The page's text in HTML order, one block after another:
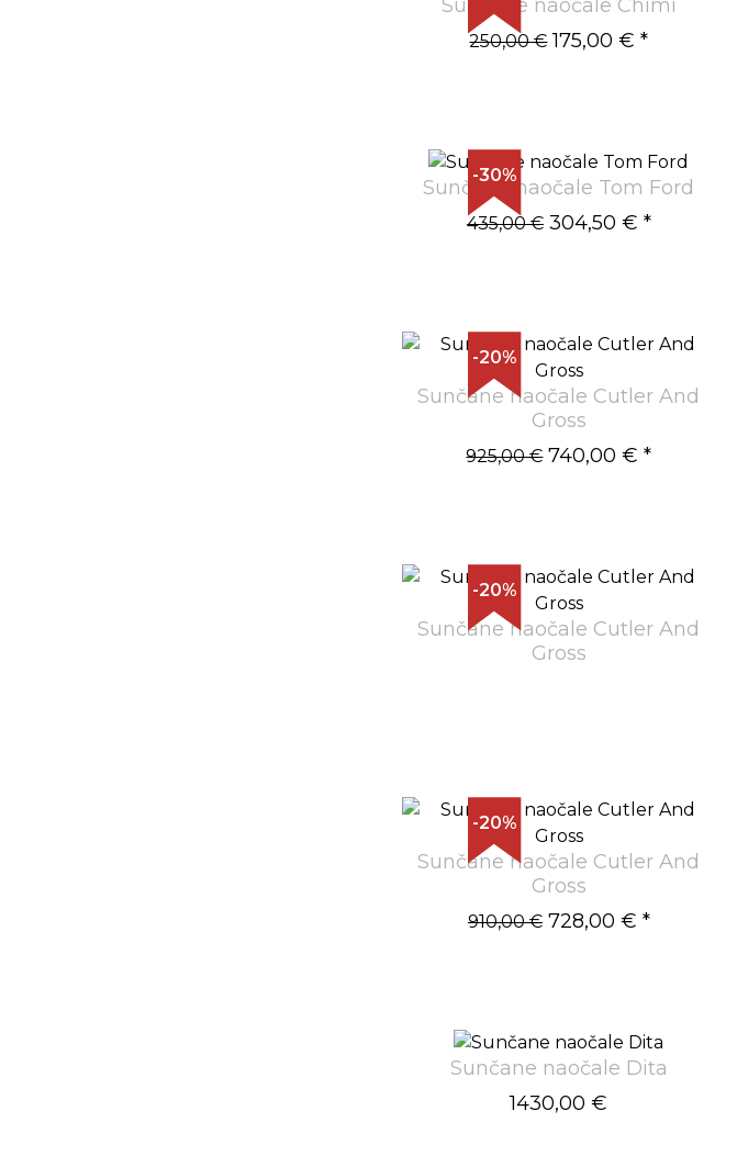
Sunčane naočale Chimi
250,00 €175,00 € *
-30%
Sunčane naočale Tom Ford
435,00 €304,50 € *
-20%
Sunčane naočale Cutler And
Gross
925,00 €740,00 € *
-20%
Sunčane naočale Cutler And
Gross
-20%
Sunčane naočale Cutler And
Gross
910,00 €728,00 € *
Sunčane naočale Dita
1430,00 €